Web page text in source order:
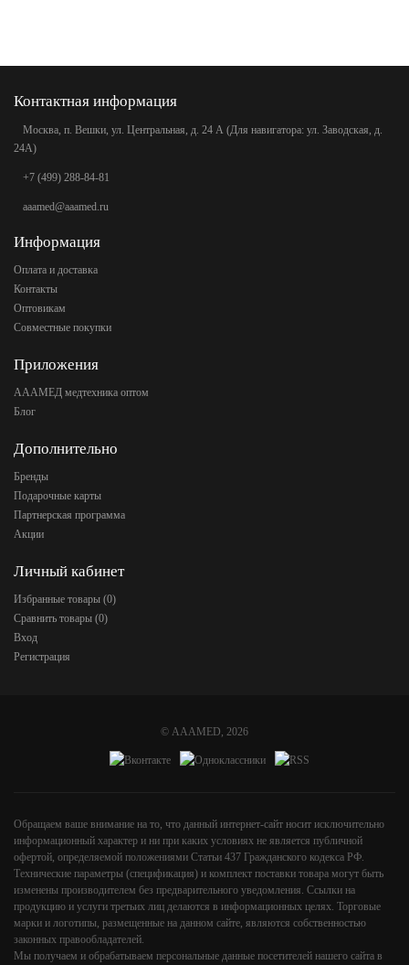
Контактная информация
Москва, п. Вешки, ул. Центральная, д. 24 А (Для навигатора: ул. Заводская, д.
24А)
+7 (499) 288-84-81
aaamed@aaamed.ru
Информация
Оплата и доставка
Контакты
Оптовикам
Совместные покупки
Приложения
АААМЕД медтехника оптом
Блог
Дополнительно
Бренды
Подарочные карты
Партнерская программа
Акции
Личный кабинет
Избранные товары (0)
Сравнить товары (0)
Вход
Регистрация
© AAAMED, 2026
Обращаем ваше внимание на то, что данный интернет-сайт носит исключительно
информационный характер и ни при каких условиях не является публичной
офертой, определяемой положениями Статьи 437 Гражданского кодекса РФ.
Технические параметры (спецификация) и комплект поставки товара могут быть
изменены производителем без предварительного уведомления. Ссылки на
продукцию и услуги третьих лиц делаются в информационных целях. Торговые
марки и логотипы, размещенные на данном сайте, являются собственностью
законных правообладателей.
Мы получаем и обрабатываем персональные данные посетителей нашего сайта в